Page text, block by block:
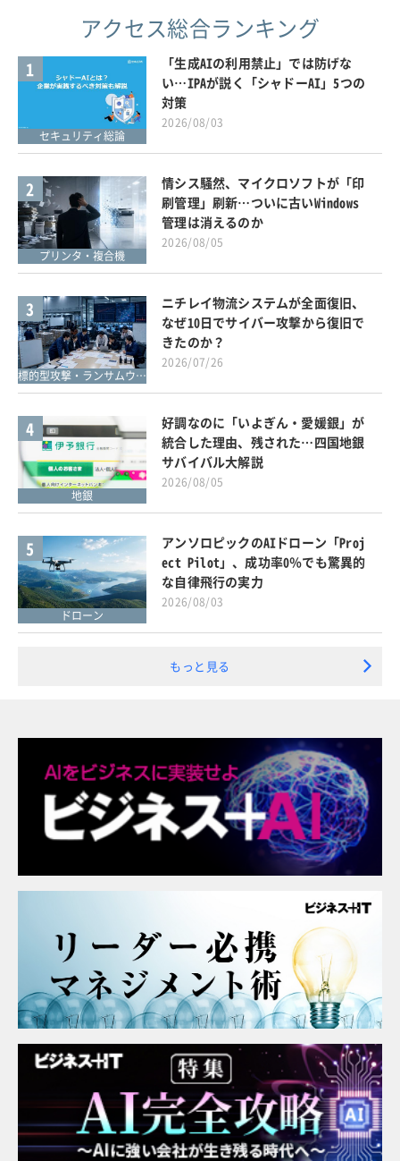
アクセス総合ランキング
1
セキュリティ総論
「生成AIの利用禁止」では防げな
い…IPAが説く「シャドーAI」5つの
対策
2026/08/03
2
プリンタ・複合機
情シス騒然、マイクロソフトが「印
刷管理」刷新…ついに古いWindows
管理は消えるのか
2026/08/05
3
標的型攻撃・ランサムウェア対策
ニチレイ物流システムが全面復旧、
なぜ10日でサイバー攻撃から復旧で
きたのか？
2026/07/26
4
地銀
好調なのに「いよぎん・愛媛銀」が
統合した理由、残された…四国地銀
サバイバル大解説
2026/08/05
5
ドローン
アンソロピックのAIドローン「Proj
ect Pilot」、成功率0％でも驚異的
な自律飛行の実力
2026/08/03
もっと見る